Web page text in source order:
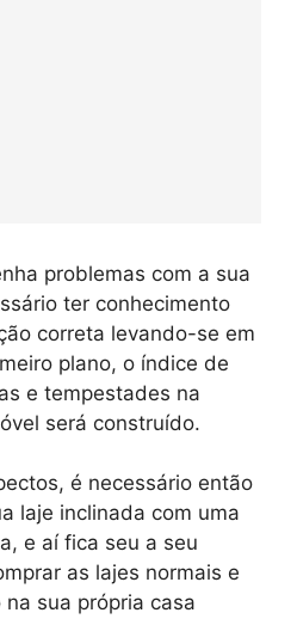
problemas com a sua
ter conhecimento
correta levando-se em
plano, o índice de
e tempestades na
será construído.
é necessário então
laje inclinada com uma
e aí fica seu a seu
as lajes normais e
sua própria casa